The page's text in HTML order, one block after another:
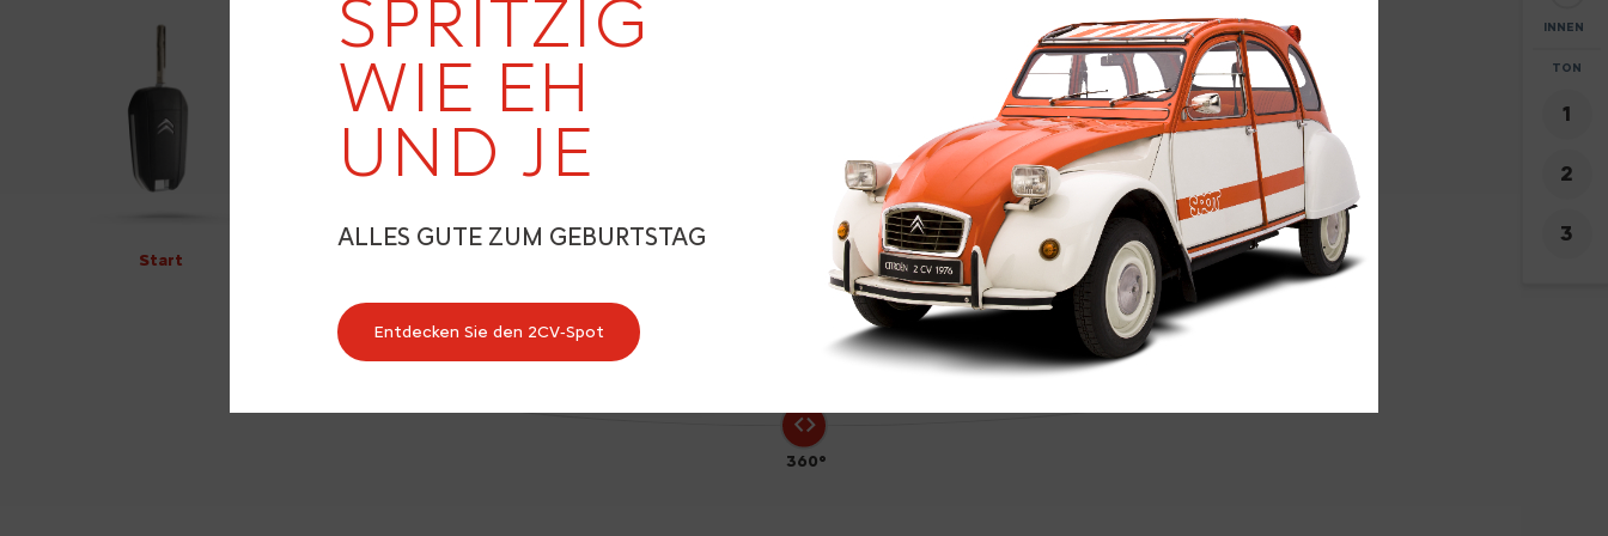
SPRITZIG
WIE EH
UND JE
ALLES GUTE ZUM GEBURTSTAG
Entdecken Sie den 2CV‑Spot 08
360°
Start
INNEN
TON